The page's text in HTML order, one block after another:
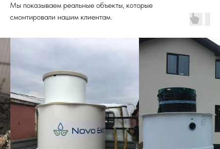
Мы показываем реальные объекты, которые
смонтировали нашим клиентам.